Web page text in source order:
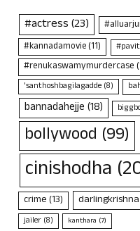
#actress(23)
#kannadamovie(11)
#renukaswamymurdercase
'santhoshbagilagadde (8)
bannadahejje(18)
bollywood (99)
cinishodha
crime(13) darlingkrishna
jailer (8) kanthara (7)